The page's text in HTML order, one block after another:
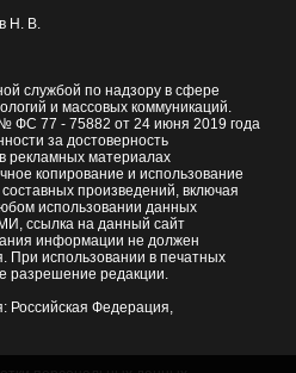
Н. В.
службой по надзору в сфере
и массовых коммуникаций.
ФС 77 - 75882 от 24 июня 2019 года
за достоверность
рекламных материалах
копирование и использование
произведений, включая
использовании данных
ссылка на данный сайт
информации не должен
При использовании в печатных
разрешение редакции.
Российская Федерация,